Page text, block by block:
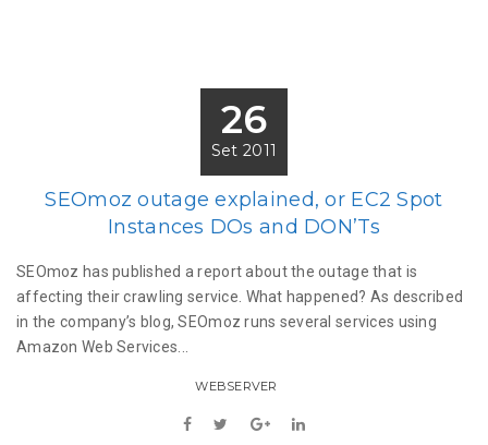
26
Set 2011
SEOmoz outage explained, or EC2 Spot
Instances DOs and DON’Ts
SEOmoz has published a report about the outage that is
affecting their crawling service. What happened? As described
in the company’s blog, SEOmoz runs several services using
Amazon Web Services...
WEBSERVER